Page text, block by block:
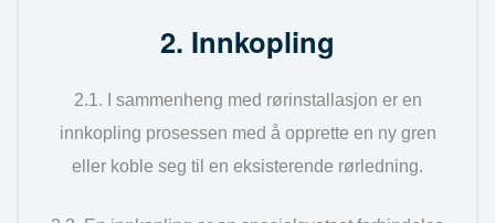
2. Innkopling
2.1. I sammenheng med rørinstallasjon er en
innkopling prosessen med å opprette en ny gren
eller koble seg til en eksisterende rørledning.